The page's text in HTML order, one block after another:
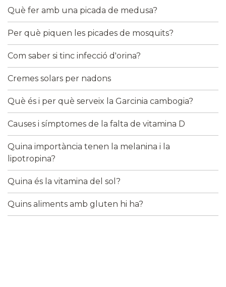
Què fer amb una picada de medusa?
Per què piquen les picades de mosquits?
Com saber si tinc infecció d'orina?
Cremes solars per nadons
Què és i per què serveix la Garcinia cambogia?
Causes i símptomes de la falta de vitamina D
Quina importància tenen la melanina i la
lipotropina?
Quina és la vitamina del sol?
Quins aliments amb gluten hi ha?